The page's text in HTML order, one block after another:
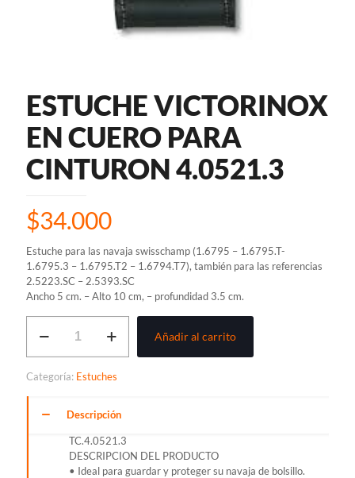
ESTUCHE VICTORINOX
EN CUERO PARA
CINTURON 4.0521.3
$34.000
Estuche para las navaja swisschamp (1.6795 – 1.6795.T-
1.6795.3 – 1.6795.T2 – 1.6794.T7), también para las referencias
2.5223.SC – 2.5393.SC
Ancho 5 cm. – Alto 10 cm, – profundidad 3.5 cm.
VICTORINOX
PARA
CINTURON
4.0521.3
Añadir al carrito
Categoría: Estuches
Descripción
TC.4.0521.3
DESCRIPCION DEL PRODUCTO
• Ideal para guardar y proteger su navaja de bolsillo.